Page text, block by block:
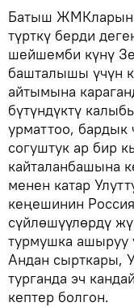
Батыш
түрткү берди
шейшемби күнү
башталышы үчүн
айтымына
бүтүндүктү
урматтоо,
согуштук ар бир
кайталанбашына
менен катар
кеңешинин
сүйлөшүүлөрдү
турмушка ашыруу
Андан сырткары,
турганда эч
кептер болгон.